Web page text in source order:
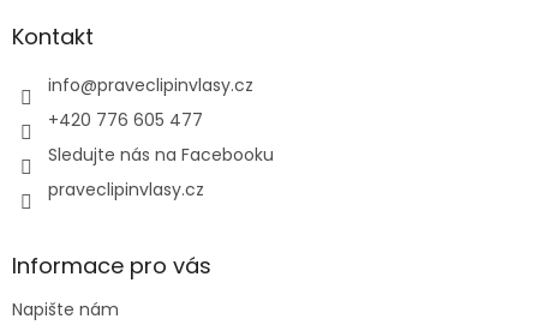
aKontakt
info@praveclipinvlasy.cz
+420 776 605 477
Sledujte nás na Facebooku
praveclipinvlasy.cz
Informace pro vás
Napište nám